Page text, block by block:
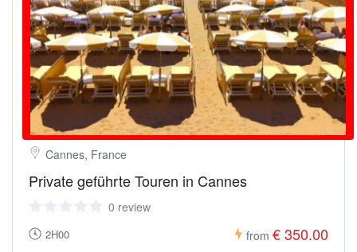
Cannes, France
Private geführte Touren in Cannes
0 review
2H00 from € 350.00